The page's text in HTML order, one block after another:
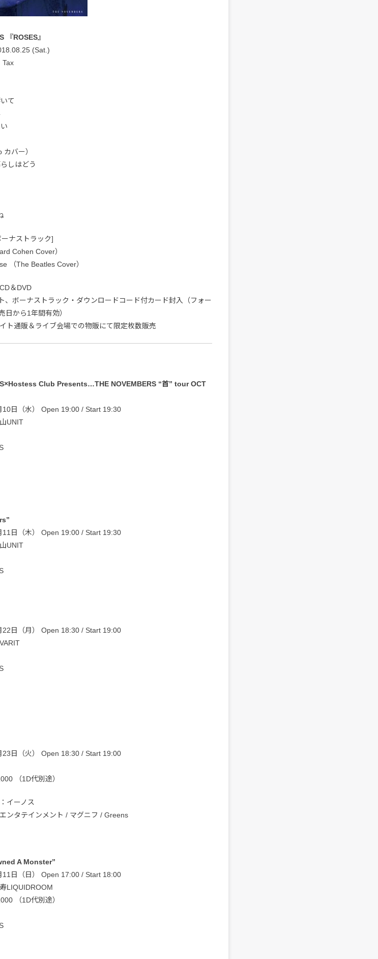
『ROSES』
(Sat.)
Tax
て
バー）
しはどう
ナストラック]
Cohen Cover）
（The Beatles Cover）
＆DVD
、ボーナストラック・ダウンロードコード付カード封入（フォー
日から1年間有効）
ト通販＆ライブ会場での物販にて限定枚数販売
Club Presents…THE NOVEMBERS “首” tour OCT
10日（水） Open 19:00 / Start 19:30
UNIT
11日（木） Open 19:00 / Start 19:30
UNIT
22日（月） Open 18:30 / Start 19:00
23日（火） Open 18:30 / Start 19:00
（1D代別途）
イーノス
ンタテインメント / マグニフ / Greens
A Monster”
11日（日） Open 17:00 / Start 18:00
LIQUIDROOM
（1D代別途）